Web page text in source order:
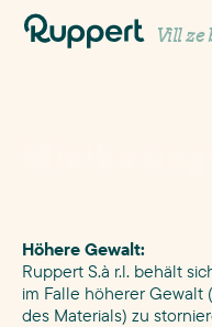
Vill ze
Höhere Gewalt:
Ruppert S.à r.l. behält
im Falle höherer Gewalt
des Materials) zu